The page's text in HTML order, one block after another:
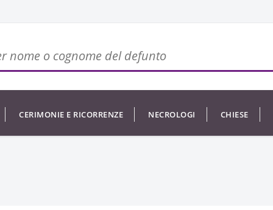
CERIMONIE E RICORRENZE NECROLOGI CHIESE